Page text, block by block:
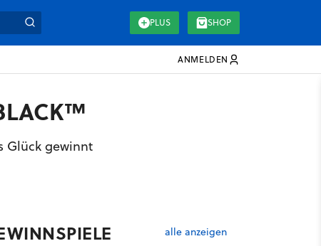
PLUS SHOP
ANMELDEN
Glück gewinnt
alle anzeigen